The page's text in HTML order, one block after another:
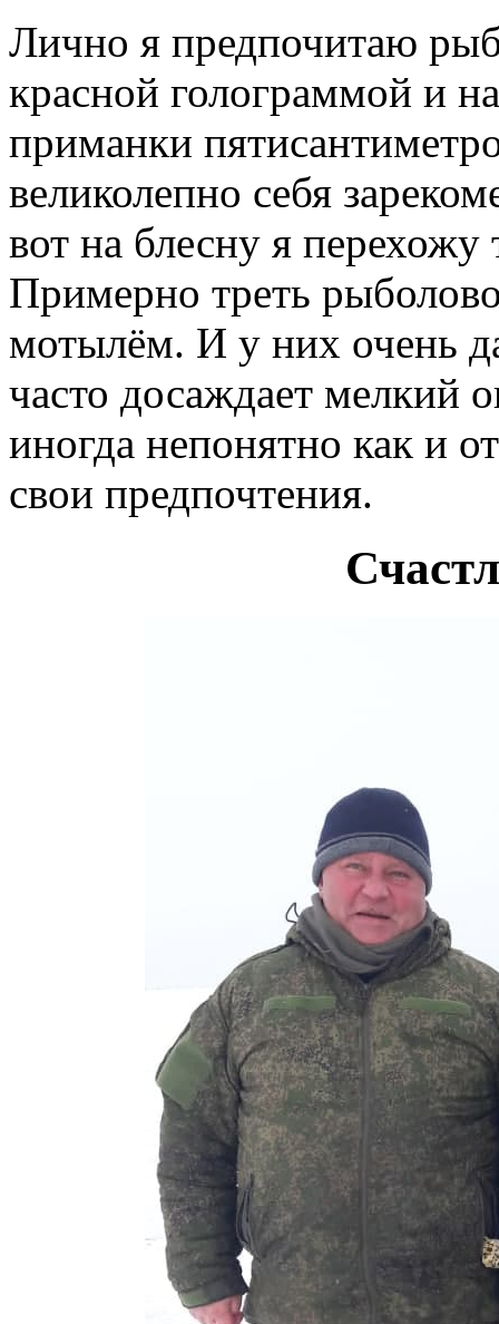
Лично я предпочитаю
красной голограммой и
приманки
великолепно себя
вот на блесну я
Примерно треть
мотылём. И у них очень
часто досаждает мелкий
иногда непонятно как и
свои предпочтения.